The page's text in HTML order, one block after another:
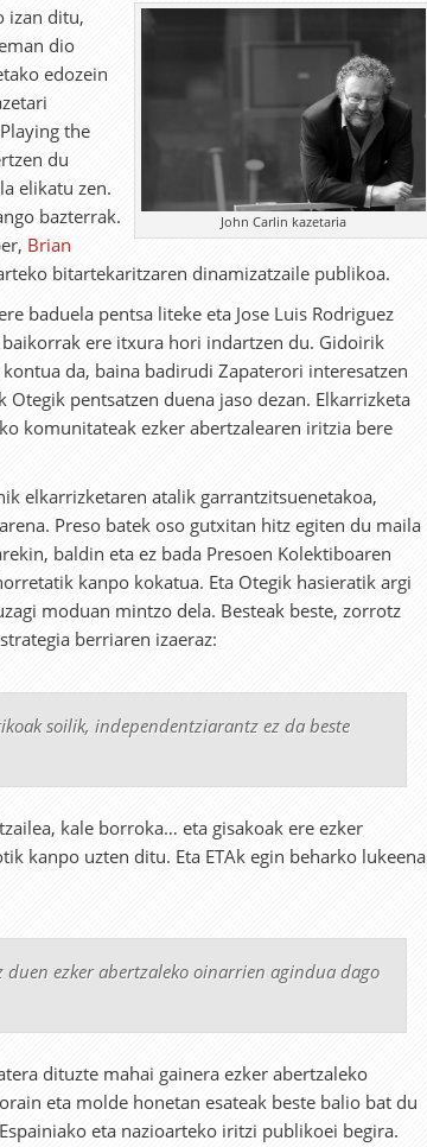
John Carlin kazetaria
izan ditu,
dio
edozein
the
du
elikatu zen.
bazterrak.
Brian
bitartekaritzaren dinamizatzaile publikoa.
baduela pentsa liteke eta Jose Luis Rodriguez
ere itxura hori indartzen du. Gidoirik
da, baina badirudi Zapaterori interesatzen
pentsatzen duena jaso dezan. Elkarrizketa
komunitateak ezker abertzalearen iritzia bere
elkarrizketaren atalik garrantzitsuenetakoa,
Preso batek oso gutxitan hitz egiten du maila
baldin eta ez bada Presoen Kolektiboaren
kanpo kokatua. Eta Otegik hasieratik argi
moduan mintzo dela. Besteak beste, zorrotz
berriaren izaeraz:
soilik, independentziarantz ez da beste
kale borroka… eta gisakoak ere ezker
kanpo uzten ditu. Eta ETAk egin beharko lukeena
duen ezker abertzaleko oinarrien agindua dago
dituzte mahai gainera ezker abertzaleko
eta molde honetan esateak beste balio bat du
eta nazioarteko iritzi publikoei begira.